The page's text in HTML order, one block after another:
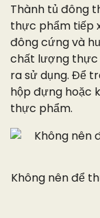
Thành tủ đông
thực phẩm tiếp
đông cứng và
chất lượng thực
ra sử dụng. Để
hộp đựng hoặc
thực phẩm.
Không nên để